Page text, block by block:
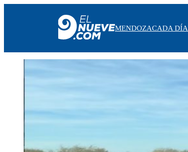
NOTICIERO 9
PROTAGONISTAS
EL NUEVE STREAMS
PROGRAMACIÓN
MENDOZACADA DÍA